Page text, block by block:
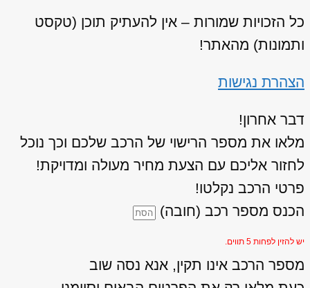
כל הזכויות שמורות – אין להעתיק תוכן (טקסט
ותמונות) מהאתר!
הצהרת נגישות
דבר אחרון!
מלאו את מספר הרישוי של הרכב שלכם וכך נוכל
לחזור אליכם עם הצעת מחיר מעולה ומדויקת!
פרטי הרכב נקלטו!
הכנס מספר רכב (חובה)
יש להזין לפחות 5 תווים.
מספר הרכב אינו תקין, אנא נסה שוב